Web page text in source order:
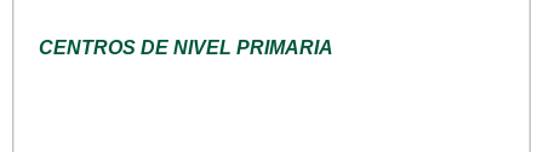
CENTROS DE NIVEL PRIMARIA